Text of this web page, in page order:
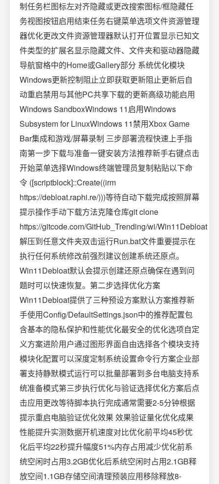
制任务栏图标左对齐隐藏或更改搜索图标/框隐藏任
务视图按钮启用结束任务右键菜单选项文件资源管理
器优化更改文件资源管理器默认打开位置显示已知文
件类型的扩展名显示隐藏文件、文件夹和驱动器隐藏
导航窗格中的Home或Gallery部分 系统优化模块
Windows更新控制阻止立即获取更新阻止更新后自
动重启禁用与其他PC共享下载的更新高级功能启用
Windows SandboxWindows 11启用Windows
Subsystem for LinuxWindows 11禁用Xbox Game
Bar集成和游戏/屏幕录制 三步部署流程快速上手指
南第一步下载与准备一键安装方法推荐新手右键点击
开始菜单选择Windows终端管理员复制粘贴以下命
令 ([scriptblock]::Create((irm
https://debloat.raphi.re/)))等待自动下载完成按照屏幕
提示操作手动下载方法克隆仓库git clone
https://gitcode.com/GitHub_Trending/wi/Win11Debloat
解压到任意文件夹双击运行Run.bat文件重要提示在
执行任何系统修改前强烈建议创建系统还原点。
Win11Debloat默认会提示创建还原点确保在遇到问
题时可以快速恢复。第二步选择优化方案
Win11Debloat提供了三种预设方案默认方案推荐新
手使用Config/DefaultSettings.json中的推荐配置包
含基本的隐私保护和性能优化最安全的优化选项自定
义方案进阶用户通过图形界面自由选择各个模块支持
模块化配置可以深度定制系统设置命令行方案企业部
署支持静默模式运行可以批量部署到多台电脑支持系
统准备模式第三步执行优化与验证选择优化方案后点
击应用更改等待脚本执行完成通常需要2-5分钟根据
提示重启电脑验证优化效果 效果验证量化优化成果
性能提升实测数据开机速度对比优化前平均45秒优
化后平均22秒提升幅度51%内存占用减少优化前系
统空闲时占用3.2GB优化后系统空闲时占用2.1GB释
放空间1.1GB存储空间清理预装应用移除释放8-